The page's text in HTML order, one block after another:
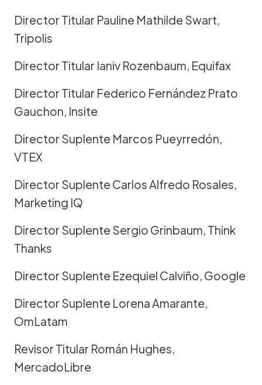
Director Titular Pauline Mathilde Swart,
Tripolis
Director Titular Ianiv Rozenbaum, Equifax
Director Titular Federico Fernández Prato
Gauchon, Insite
Director Suplente Marcos Pueyrredón,
VTEX
Director Suplente Carlos Alfredo Rosales,
Marketing IQ
Director Suplente Sergio Grinbaum, Think
Thanks
Director Suplente Ezequiel Calviño, Google
Director Suplente Lorena Amarante,
OmLatam
Revisor Titular Román Hughes,
MercadoLibre